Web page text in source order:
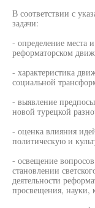
В соответствии с
задачи:
- определение места
реформаторском
- характеристика
социальной
- выявление
новой турецкой
- оценка влияния
политическую и
- освещение
становлении
деятельности
просвещения, науки,